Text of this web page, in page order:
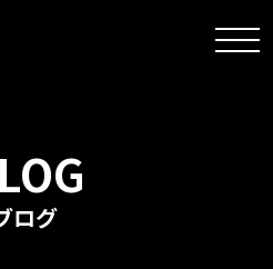
育たない…この三十苦、あんたの店が
ログ